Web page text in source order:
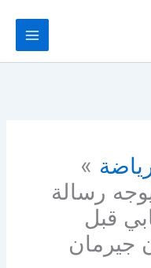
رسالة
قبل
جيرمان